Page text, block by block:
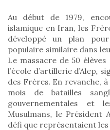
Au début de 1979,
islamique en Iran, les
développé un plan
populaire similaire dans
Le massacre de 50
l’école d’artillerie d’Alep,
des Frères. En revanche,
mois de batailles
gouvernementales et
Musulmans, le Président
défi que représentaient